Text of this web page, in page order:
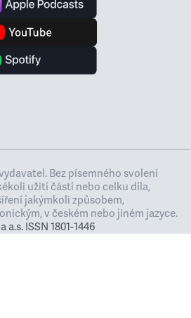
Bez písemného svolení
užití částí nebo celku díla,
jakýmkoli způsobem,
v českém nebo jiném jazyce.
ISSN 1801-1446